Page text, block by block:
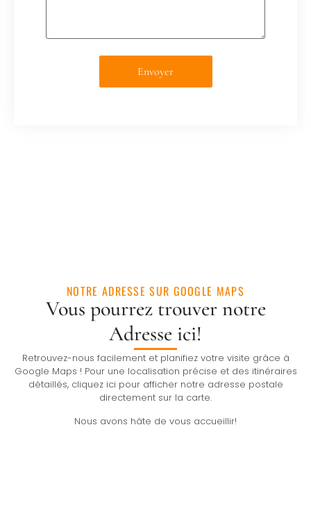
NOTRE ADRESSE SUR GOOGLE MAPS
Vous pourrez trouver notre
Adresse ici!
Retrouvez-nous facilement et planifiez votre visite grâce à
Google Maps ! Pour une localisation précise et des itinéraires
détaillés, cliquez ici pour afficher notre adresse postale
directement sur la carte.
Nous avons hâte de vous accueillir!